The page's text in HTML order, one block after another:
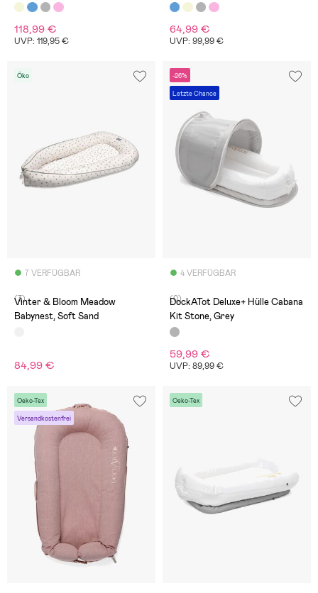
118,99 €
UVP: 119,95 €
64,99 €
UVP: 99,99 €
Öko
7 VERFÜGBAR
(3)
Vinter & Bloom Meadow
Babynest, Soft Sand
84,99 €
-26%
Letzte Chance
4 VERFÜGBAR
(0)
DockATot Deluxe+ Hülle Cabana
Kit Stone, Grey
59,99 €
UVP: 89,99 €
Oeko-Tex
Versandkostenfrei
Oeko-Tex